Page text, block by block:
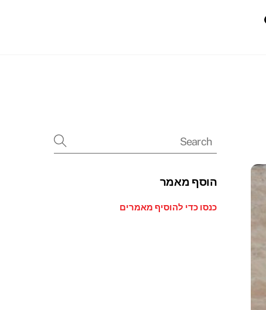
Search
הוסף מאמר
כנסו כדי להוסיף מאמרים